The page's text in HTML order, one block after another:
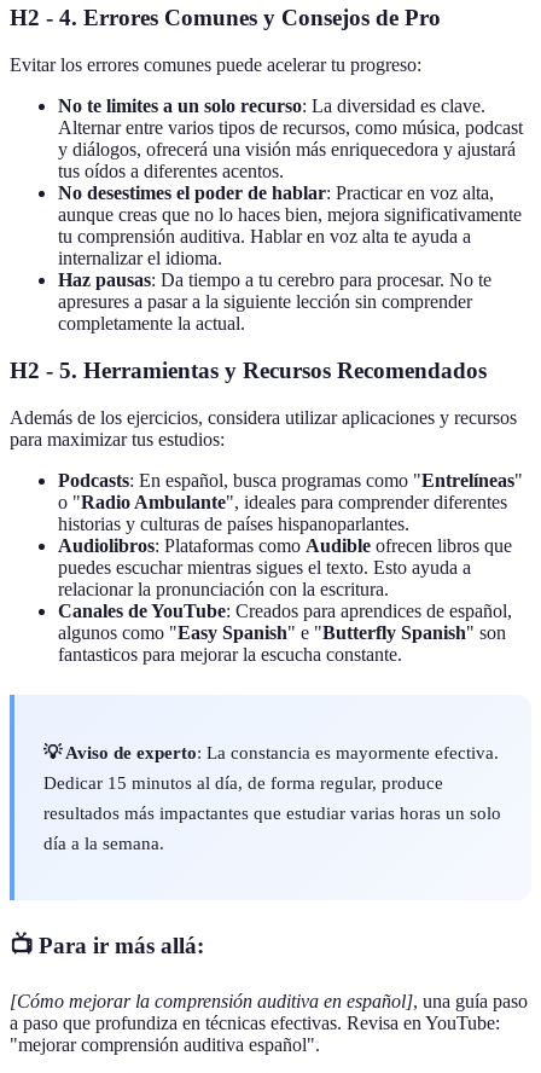
H2 - 4. Errores Comunes y Consejos de Pro
Evitar los errores comunes puede acelerar tu progreso:
No te limites a un solo recurso: La diversidad es clave.
Alternar entre varios tipos de recursos, como música, podcast
y diálogos, ofrecerá una visión más enriquecedora y ajustará
tus oídos a diferentes acentos.
No desestimes el poder de hablar: Practicar en voz alta,
aunque creas que no lo haces bien, mejora significativamente
tu comprensión auditiva. Hablar en voz alta te ayuda a
internalizar el idioma.
Haz pausas: Da tiempo a tu cerebro para procesar. No te
apresures a pasar a la siguiente lección sin comprender
completamente la actual.
H2 - 5. Herramientas y Recursos Recomendados
Además de los ejercicios, considera utilizar aplicaciones y recursos
para maximizar tus estudios:
Podcasts: En español, busca programas como "Entrelíneas"
o "Radio Ambulante", ideales para comprender diferentes
historias y culturas de países hispanoparlantes.
Audiolibros: Plataformas como Audible ofrecen libros que
puedes escuchar mientras sigues el texto. Esto ayuda a
relacionar la pronunciación con la escritura.
Canales de YouTube: Creados para aprendices de español,
algunos como "Easy Spanish" e "Butterfly Spanish" son
fantasticos para mejorar la escucha constante.
💡 Aviso de experto: La constancia es mayormente efectiva.
Dedicar 15 minutos al día, de forma regular, produce
resultados más impactantes que estudiar varias horas un solo
día a la semana.
📺 Para ir más allá:
[Cómo mejorar la comprensión auditiva en español], una guía paso
a paso que profundiza en técnicas efectivas. Revisa en YouTube:
"mejorar comprensión auditiva español".